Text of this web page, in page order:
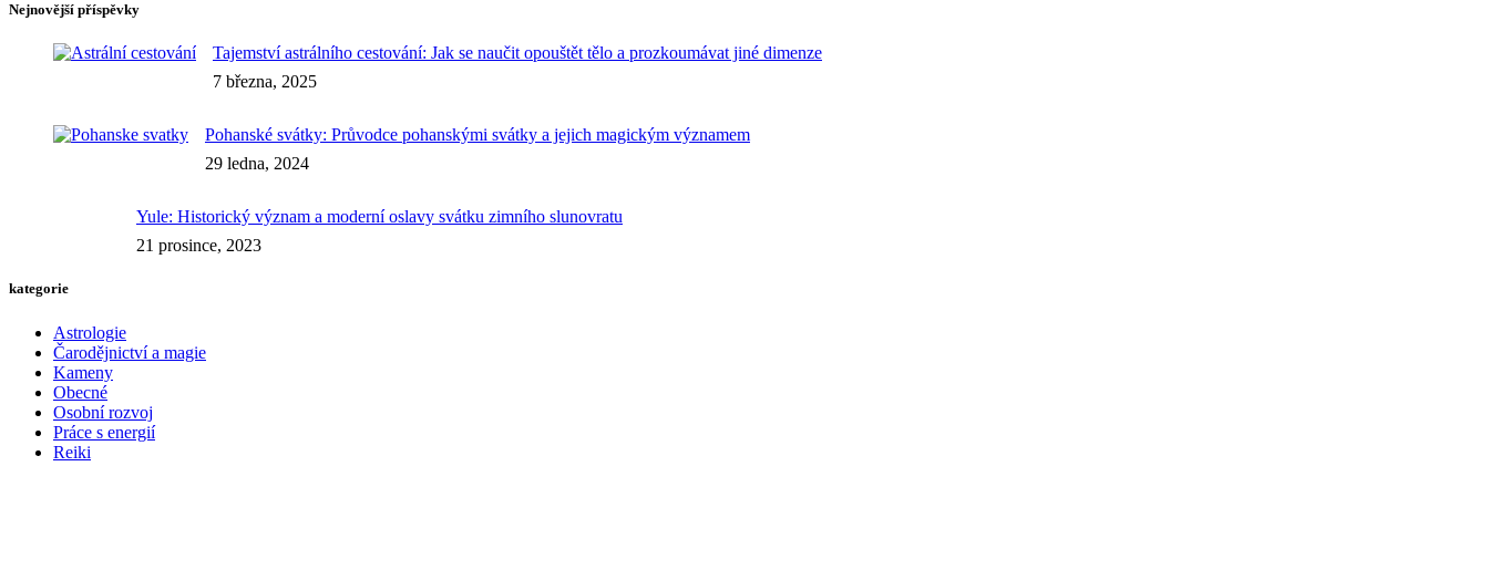
Nejnovější příspěvky
Tajemství astrálního cestování: Jak se naučit opouštět tělo a prozkoumávat jiné dimenze
7 března, 2025
Pohanské svátky: Průvodce pohanskými svátky a jejich magickým významem
29 ledna, 2024
Yule: Historický význam a moderní oslavy svátku zimního slunovratu
21 prosince, 2023
kategorie
Astrologie
Čarodějnictví a magie
Kameny
Obecné
Osobní rozvoj
Práce s energií
Reiki